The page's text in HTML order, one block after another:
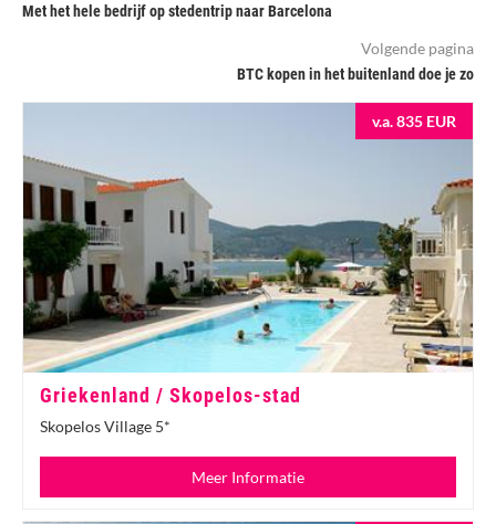
Met het hele bedrijf op stedentrip naar Barcelona
Volgende pagina
BTC kopen in het buitenland doe je zo
v.a. 835 EUR
Griekenland / Skopelos-stad
Skopelos Village 5*
Meer Informatie